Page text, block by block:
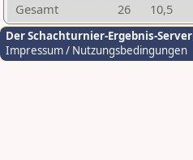
Gesamt
26 10,5
Der Schachturnier-Ergebnis-Server
Impressum / Nutzungsbedingungen